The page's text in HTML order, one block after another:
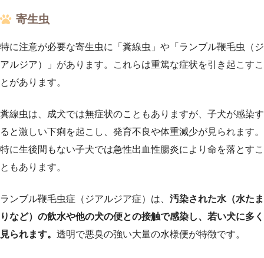
寄生虫
特に注意が必要な寄生虫に「糞線虫」や「ランブル鞭毛虫（ジ
アルジア）」があります。これらは重篤な症状を引き起こすこ
とがあります。
糞線虫は、成犬では無症状のこともありますが、子犬が感染す
ると激しい下痢を起こし、発育不良や体重減少が見られます。
特に生後間もない子犬では急性出血性腸炎により命を落とすこ
ともあります。
ランブル鞭毛虫症（ジアルジア症）は、 汚染された水（水たま
りなど）の飲水や他の犬の便との接触で感染し、若い犬に多く
見られます。 透明で悪臭の強い大量の水様便が特徴です。